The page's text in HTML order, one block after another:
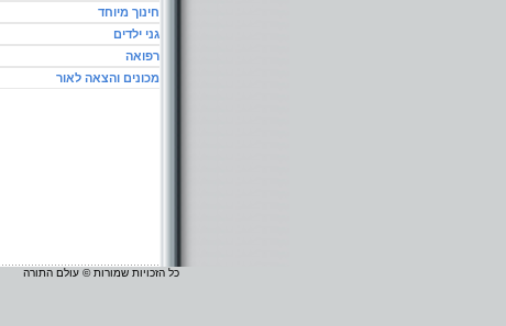
חינוך מיוחד
גני ילדים
רפואה
מכונים והצאה לאור
כל הזכויות שמורות © עולם התורה